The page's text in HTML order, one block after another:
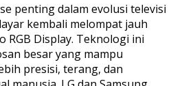
penting dalam evolusi televisi
kembali melompat jauh
RGB Display. Teknologi ini
besar yang mampu
presisi, terang, dan